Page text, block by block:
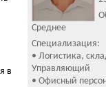
в
Среднее
Специализация:
• Логистика,
Управляющий
• Офисный